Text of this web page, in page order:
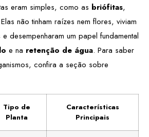
eram simples, como as briófitas,
não tinham raízes nem flores, viviam
desempenharam um papel fundamental
e na retenção de água. Para saber
confira a seção sobre
Tipo de
Planta
Características
Principais